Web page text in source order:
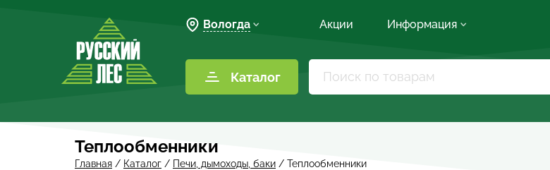
Вологда Акции Информация
Каталог
Теплообменники
Главная / Каталог / Печи, дымоходы, баки / Теплообменники